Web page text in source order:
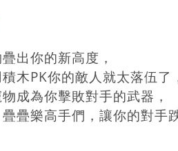
出你的新高度，
木PK你的敵人就太落伍了
成為你擊敗對手的武器，
疊樂高手們，讓你的對手